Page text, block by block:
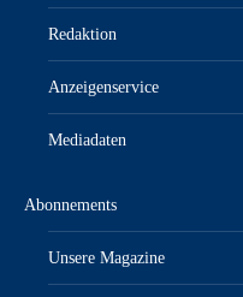
Redaktion
Anzeigenservice
Mediadaten
Abonnements
Unsere Magazine